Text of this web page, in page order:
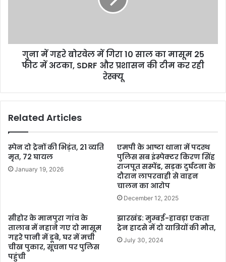
गुना में गहरे बोरवेल में गिरा 10 साल का मासूम 25
फीट में अटका, SDRF और प्रशासन की टीम कर रही
रेस्क्यू
Related Articles
स्पेन दो ट्रेनों की भिड़ंत, 21 व्यति
मृत, 72 घायल
January 19, 2026
एमपी के आष्टा थाना में पदस्थ
पुलिस सब इंस्पेक्टर किरण सिंह
राजपूत सस्पेंड, सड़क दुर्घटना के
दौरान लापरवाही से वाहन
चालन का आरोप
December 12, 2025
सीहोर के मानपुरा गांव के
तालाब में नहाने गए दो मासूम
गहरे पानी में डूबे, घर में मची
चीख पुकार, सूचना पर पुलिस
पहुंची
झारखंड: मुम्बई-हावड़ा एकता
ट्रेन हादसे में दो यात्रियों की मौत,
July 30, 2024